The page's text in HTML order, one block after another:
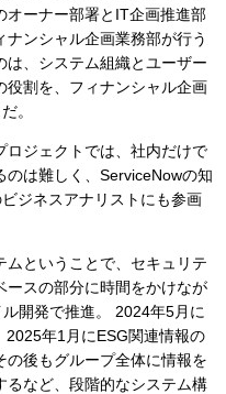
オーナー部署とIT企画推進部
ンシャル企画業務部が行う
、システム組織とユーザー
役割を、フィナンシャル企画
。
ロジェクトでは、社内だけで
は難しく、ServiceNowの知
ジネスアナリストにも参画
ということで、セキュリテ
ースの部分に時間をかけなが
開発で推進。 2024年5月に
年1月にESG関連情報の
の後もグループ全体に情報を
るなど、段階的なシステム構